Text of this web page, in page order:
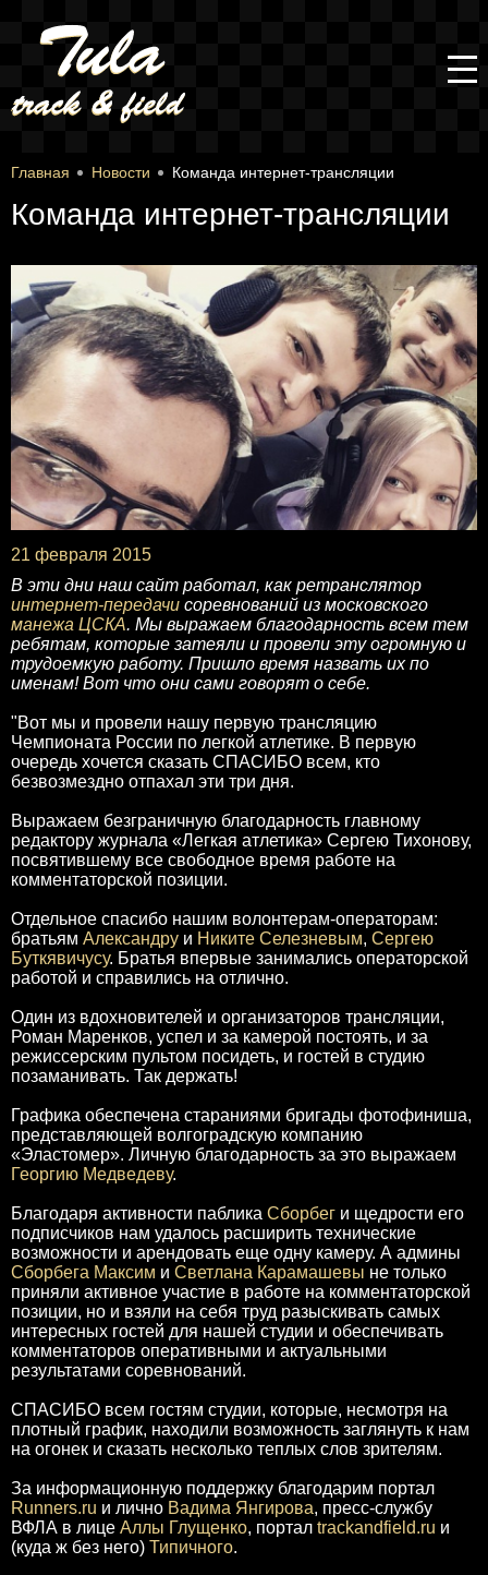
Главная Новости Команда интернет-трансляции
Команда интернет-трансляции
21 февраля 2015
В эти дни наш сайт работал, как ретранслятор
интернет-передачи соревнований из московского
манежа ЦСКА. Мы выражаем благодарность всем тем
ребятам, которые затеяли и провели эту огромную и
трудоемкую работу. Пришло время назвать их по
именам! Вот что они сами говорят о себе.
"Вот мы и провели нашу первую трансляцию
Чемпионата России по легкой атлетике. В первую
очередь хочется сказать СПАСИБО всем, кто
безвозмездно отпахал эти три дня.
Выражаем безграничную благодарность главному
редактору журнала «Легкая атлетика» Сергею Тихонову,
посвятившему все свободное время работе на
комментаторской позиции.
Отдельное спасибо нашим волонтерам-операторам:
братьям Александру и Никите Селезневым, Сергею
Буткявичусу. Братья впервые занимались операторской
работой и справились на отлично.
Один из вдохновителей и организаторов трансляции,
Роман Маренков, успел и за камерой постоять, и за
режиссерским пультом посидеть, и гостей в студию
позаманивать. Так держать!
Графика обеспечена стараниями бригады фотофиниша,
представляющей волгоградскую компанию
«Эластомер». Личную благодарность за это выражаем
Георгию Медведеву.
Благодаря активности паблика Сборбег и щедрости его
подписчиков нам удалось расширить технические
возможности и арендовать еще одну камеру. А админы
Сборбега Максим и Светлана Карамашевы не только
приняли активное участие в работе на комментаторской
позиции, но и взяли на себя труд разыскивать самых
интересных гостей для нашей студии и обеспечивать
комментаторов оперативными и актуальными
результатами соревнований.
СПАСИБО всем гостям студии, которые, несмотря на
плотный график, находили возможность заглянуть к нам
на огонек и сказать несколько теплых слов зрителям.
За информационную поддержку благодарим портал
Runners.ru и лично Вадима Янгирова, пресс-службу
ВФЛА в лице Аллы Глущенко, портал trackandfield.ru и
(куда ж без него) Типичного.